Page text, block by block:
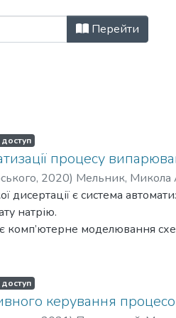
та Перейти
процесу
, 2020) Мельник, Микола
дисертації є система
натрію.
комп’ютерне моделювання
схеми автоматизації,
норми технологічних
натрієвої селітри.
керування